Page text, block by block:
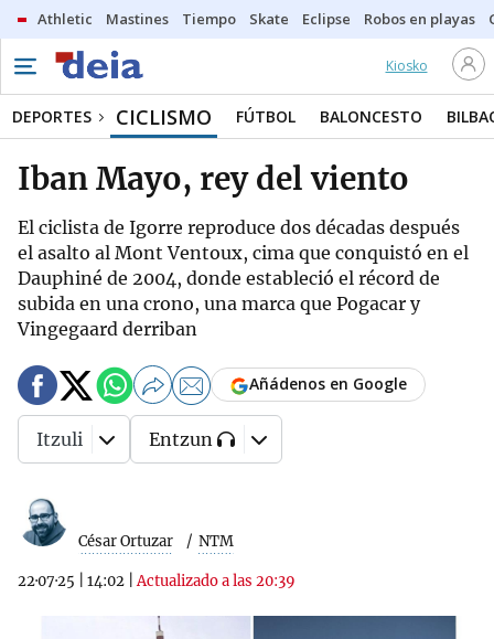
Athletic Mastines Tiempo Skate Eclipse Robos en playas
Kiosko
DEPORTES CICLISMO FÚTBOL BALONCESTO
Iban Mayo, rey del viento
El ciclista de Igorre reproduce dos décadas después
el asalto al Mont Ventoux, cima que conquistó en el
Dauphiné de 2004, donde estableció el récord de
subida en una crono, una marca que Pogacar y
Vingegaard derriban
César Ortuzar NTM
22·07·25 14:02 |Actualizado a las 20:39
Añádenos en Google
Itzuli Entzun